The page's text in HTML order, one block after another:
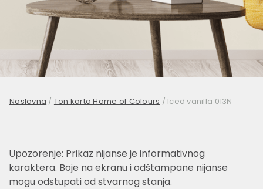
Naslovna / Ton karta Home of Colours / Iced vanilla 013N
Upozorenje: Prikaz nijanse je informativnog
karaktera. Boje na ekranu i odštampane nijanse
mogu odstupati od stvarnog stanja.